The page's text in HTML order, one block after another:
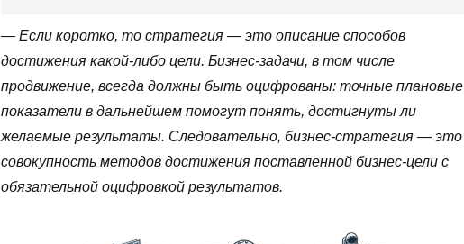
— Если коротко, то стратегия — это описание способов
достижения какой-либо цели. Бизнес-задачи, в том числе
продвижение, всегда должны быть оцифрованы: точные плановые
показатели в дальнейшем помогут понять, достигнуты ли
желаемые результаты. Следовательно, бизнес-стратегия — это
совокупность методов достижения поставленной бизнес-цели с
обязательной оцифровкой результатов.